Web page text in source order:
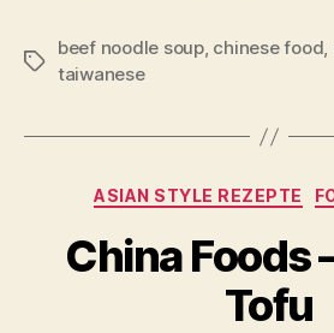
Schlagwörter
beef noodle soup, chinese food,
taiwanese
ASIAN STYLE REZEPTE
China Foods
Tofu